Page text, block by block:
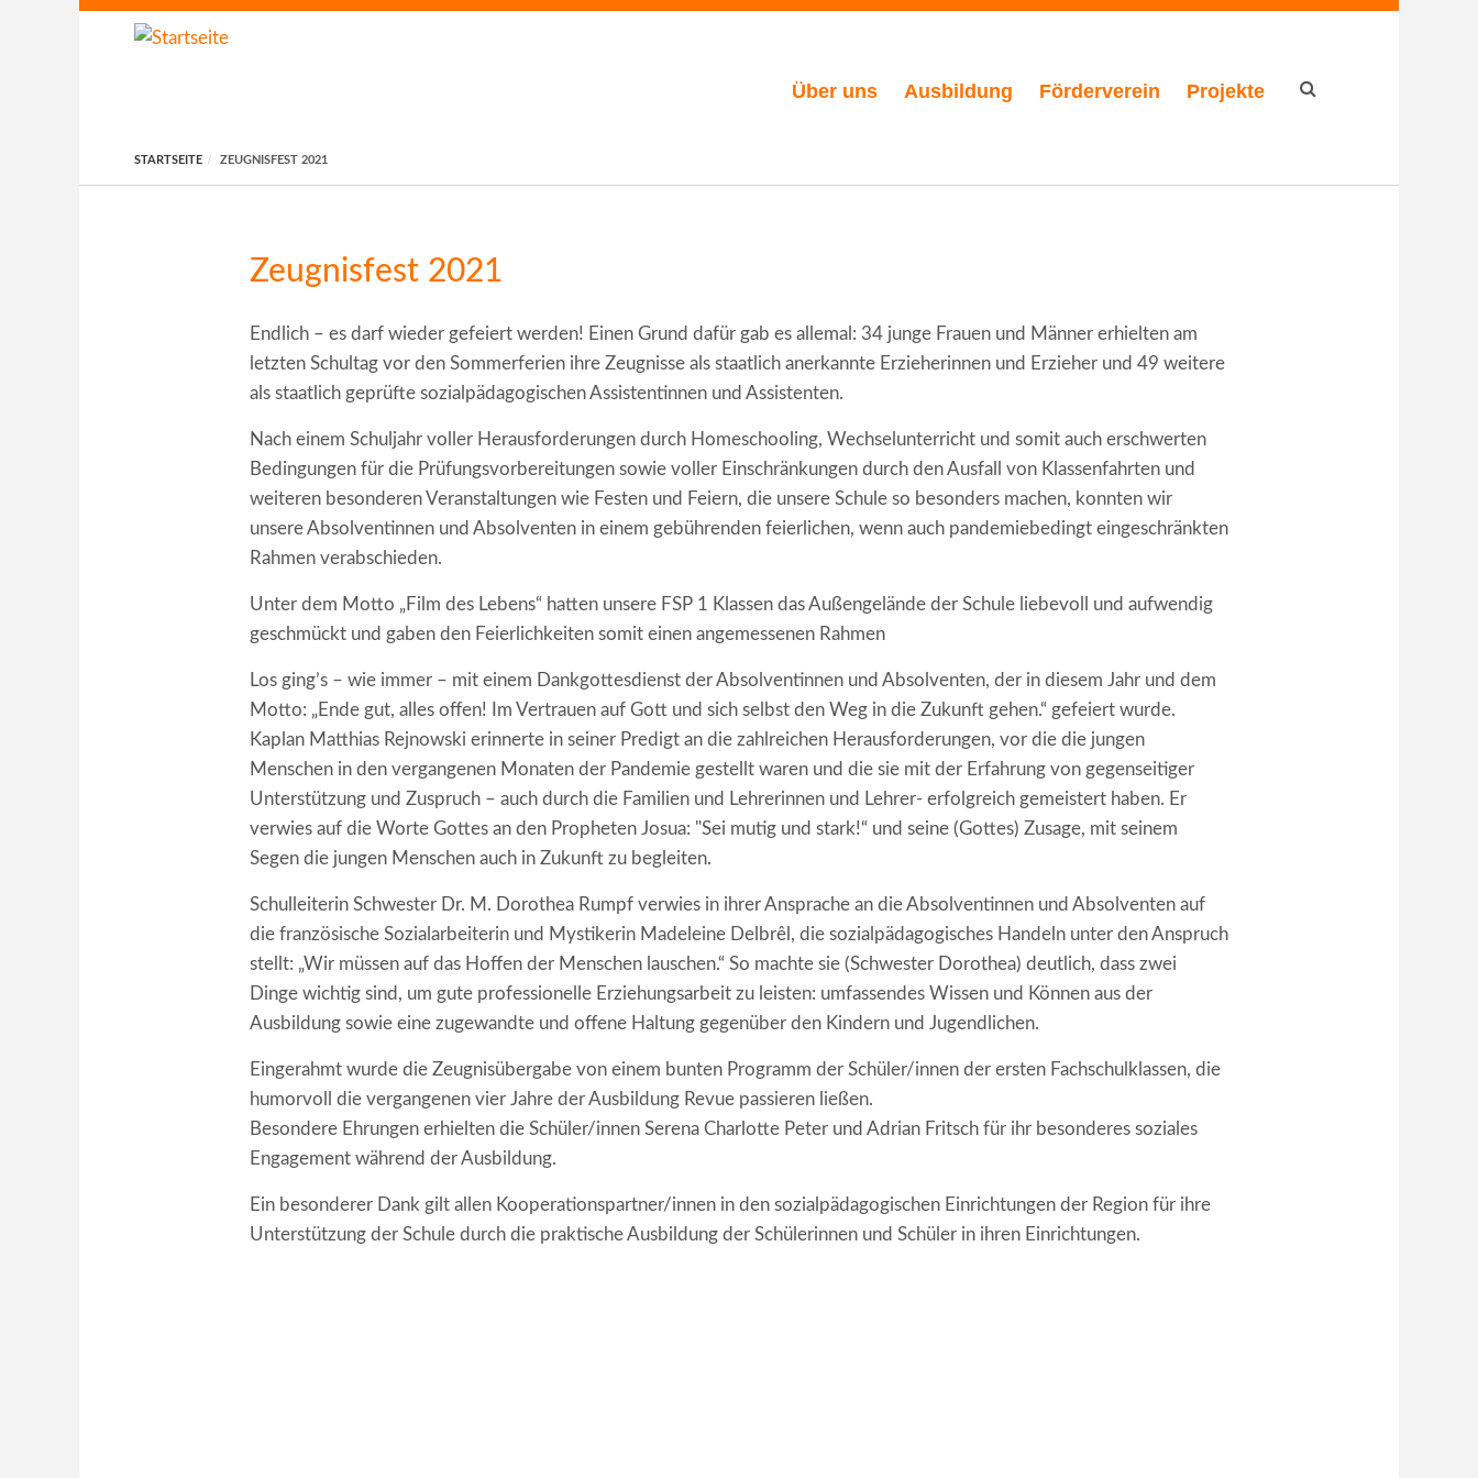
Direkt zum Inhalt
Suchformular
Über uns Ausbildung Förderverein Projekte
STARTSEITE ZEUGNISFEST 2021
Zeugnisfest 2021
Endlich – es darf wieder gefeiert werden! Einen Grund dafür gab es allemal: 34 junge Frauen und Männer erhielten am
letzten Schultag vor den Sommerferien ihre Zeugnisse als staatlich anerkannte Erzieherinnen und Erzieher und 49 weitere
als staatlich geprüfte sozialpädagogischen Assistentinnen und Assistenten.
Nach einem Schuljahr voller Herausforderungen durch Homeschooling, Wechselunterricht und somit auch erschwerten
Bedingungen für die Prüfungsvorbereitungen sowie voller Einschränkungen durch den Ausfall von Klassenfahrten und
weiteren besonderen Veranstaltungen wie Festen und Feiern, die unsere Schule so besonders machen, konnten wir
unsere Absolventinnen und Absolventen in einem gebührenden feierlichen, wenn auch pandemiebedingt eingeschränkten
Rahmen verabschieden.
Unter dem Motto „Film des Lebens“ hatten unsere FSP 1 Klassen das Außengelände der Schule liebevoll und aufwendig
geschmückt und gaben den Feierlichkeiten somit einen angemessenen Rahmen
Los ging’s – wie immer – mit einem Dankgottesdienst der Absolventinnen und Absolventen, der in diesem Jahr und dem
Motto: „Ende gut, alles offen! Im Vertrauen auf Gott und sich selbst den Weg in die Zukunft gehen.“ gefeiert wurde.
Kaplan Matthias Rejnowski erinnerte in seiner Predigt an die zahlreichen Herausforderungen, vor die die jungen
Menschen in den vergangenen Monaten der Pandemie gestellt waren und die sie mit der Erfahrung von gegenseitiger
Unterstützung und Zuspruch – auch durch die Familien und Lehrerinnen und Lehrer- erfolgreich gemeistert haben. Er
verwies auf die Worte Gottes an den Propheten Josua: "Sei mutig und stark!“ und seine (Gottes) Zusage, mit seinem
Segen die jungen Menschen auch in Zukunft zu begleiten.
Schulleiterin Schwester Dr. M. Dorothea Rumpf verwies in ihrer Ansprache an die Absolventinnen und Absolventen auf
die französische Sozialarbeiterin und Mystikerin Madeleine Delbrêl, die sozialpädagogisches Handeln unter den Anspruch
stellt: „Wir müssen auf das Hoffen der Menschen lauschen.“ So machte sie (Schwester Dorothea) deutlich, dass zwei
Dinge wichtig sind, um gute professionelle Erziehungsarbeit zu leisten: umfassendes Wissen und Können aus der
Ausbildung sowie eine zugewandte und offene Haltung gegenüber den Kindern und Jugendlichen.
Eingerahmt wurde die Zeugnisübergabe von einem bunten Programm der Schüler/innen der ersten Fachschulklassen, die
humorvoll die vergangenen vier Jahre der Ausbildung Revue passieren ließen.
Besondere Ehrungen erhielten die Schüler/innen Serena Charlotte Peter und Adrian Fritsch für ihr besonderes soziales
Engagement während der Ausbildung.
Ein besonderer Dank gilt allen Kooperationspartner/innen in den sozialpädagogischen Einrichtungen der Region für ihre
Unterstützung der Schule durch die praktische Ausbildung der Schülerinnen und Schüler in ihren Einrichtungen.